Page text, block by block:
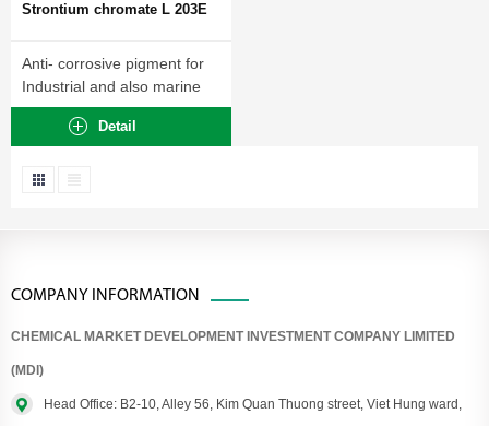
Strontium chromate L 203E
Anti- corrosive pigment for
Industrial and also marine
paints.
Detail
COMPANY INFORMATION
CHEMICAL MARKET DEVELOPMENT INVESTMENT COMPANY LIMITED
(MDI)
Head Office: B2-10, Alley 56, Kim Quan Thuong street, Viet Hung ward,